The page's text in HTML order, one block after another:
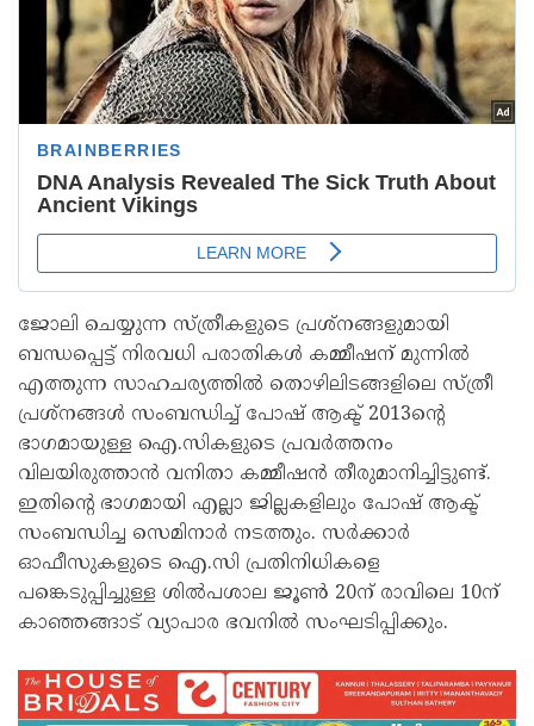
ജോലി ചെയ്യുന്ന സ്ത്രീകളുടെ പ്രശ്നങ്ങളുമായി
ബന്ധപ്പെട്ട് നിരവധി പരാതികൾ കമ്മീഷന് മുന്നിൽ
എത്തുന്ന സാഹചര്യത്തിൽ തൊഴിലിടങ്ങളിലെ സ്ത്രീ
പ്രശ്നങ്ങൾ സംബന്ധിച്ച് പോഷ് ആക്ട് 2013ന്റെ
ഭാഗമായുള്ള ഐ.സികളുടെ പ്രവർത്തനം
വിലയിരുത്താൻ വനിതാ കമ്മീഷൻ തീരുമാനിച്ചിട്ടുണ്ട്.
ഇതിന്റെ ഭാഗമായി എല്ലാ ജില്ലകളിലും പോഷ് ആക്ട്
സംബന്ധിച്ച സെമിനാർ നടത്തും. സർക്കാർ
ഓഫീസുകളുടെ ഐ.സി പ്രതിനിധികളെ
പങ്കെടുപ്പിച്ചുള്ള ശിൽപശാല ജൂൺ 20ന് രാവിലെ 10ന്
കാഞ്ഞങ്ങാട് വ്യാപാര ഭവനിൽ സംഘടിപ്പിക്കും.